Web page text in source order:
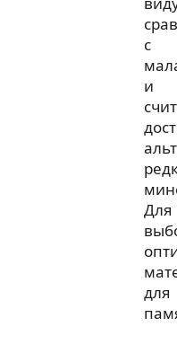
с
и
Для
для